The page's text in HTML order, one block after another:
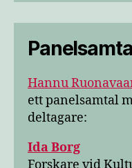
Hannu
ett panelsamtal
deltagare:
Ida Borg